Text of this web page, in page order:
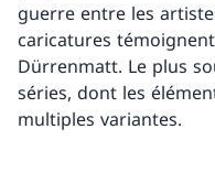
guerre entre les
caricatures
Dürrenmatt. Le plus
séries, dont les
multiples variantes.